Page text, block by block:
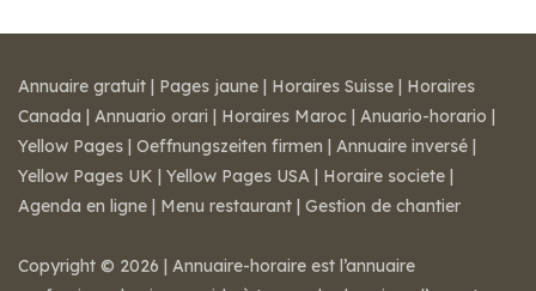
Annuaire gratuit | Pages jaune | Horaires Suisse | Horaires
Canada | Annuario orari | Horaires Maroc | Anuario-horario |
Yellow Pages | Oeffnungszeiten firmen | Annuaire inversé |
Yellow Pages UK | Yellow Pages USA | Horaire societe |
Agenda en ligne | Menu restaurant | Gestion de chantier
Copyright © 2026 | Annuaire-horaire est l’annuaire